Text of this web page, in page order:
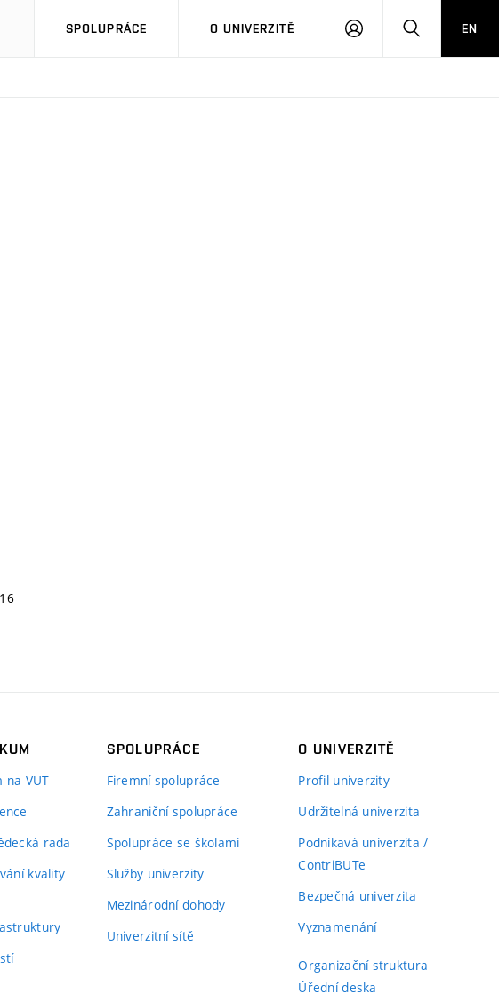
SPOLUPRÁCE O UNIVERZITĚ
PŘIHLÁSIT HLEDATEN
na VUT
rada
kvality
SPOLUPRÁCE
Firemní spolupráce
Zahraniční spolupráce
Spolupráce se školami
Služby univerzity
Mezinárodní dohody
Univerzitní sítě
O UNIVERZITĚ
Profil univerzity
Udržitelná univerzita
Podnikavá univerzita /
ContriBUTe
Bezpečná univerzita
Vyznamenání
Organizační struktura
Úřední deska